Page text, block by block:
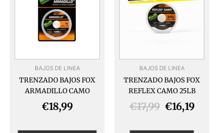
BAJOS DE LINEA
TRENZADO BAJOS FOX
ARMADILLO CAMO
€18,99
pueden
BAJOS DE LINEA
TRENZADO BAJOS FOX
REFLEX CAMO 25LB
€17,99
era:
€17,99.
€16,19